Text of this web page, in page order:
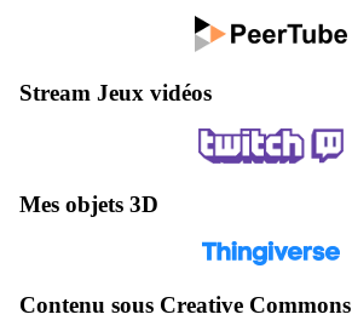
Stream Jeux vidéos
Mes objets 3D
Contenu sous Creative Commons